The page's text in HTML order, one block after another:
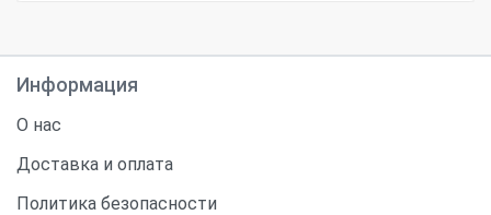
Информация
О нас
Доставка и оплата
Политика безопасности